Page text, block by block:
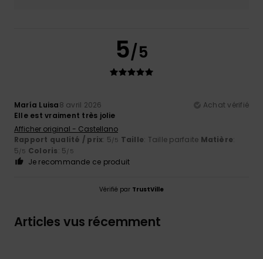
5/5
María Luisa8 avril 2026
Achat vérifié
Elle est vraiment très jolie
Afficher original - Castellano
Rapport qualité / prix: 5/5 Taille: Taille parfaite Matière:
5/5 Coloris: 5/5
Je recommande ce produit
Vérifié par TrustVille
Articles vus récemment